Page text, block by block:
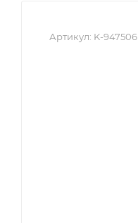
Артикул: K-947506